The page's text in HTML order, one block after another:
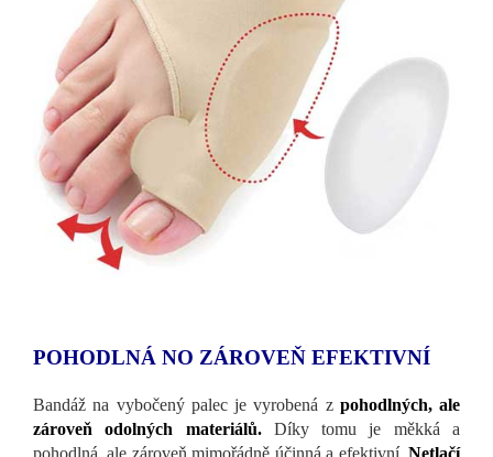
POHODLNÁ NO ZÁROVEŇ EFEKTIVNÍ
Bandáž na vybočený palec je vyrobená z pohodlných, ale
zároveň odolných materiálů.Díky tomu je měkká a
pohodlná, ale zároveň mimořádně účinná a efektivní. Netlačí